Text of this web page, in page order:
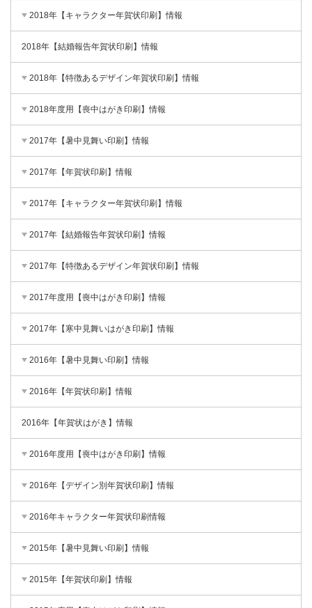
2018年【キャラクター年賀状印刷】情報
2018年【結婚報告年賀状印刷】情報
2018年【特徴あるデザイン年賀状印刷】情報
2018年度用【喪中はがき印刷】情報
2017年【暑中見舞い印刷】情報
2017年【年賀状印刷】情報
2017年【キャラクター年賀状印刷】情報
2017年【結婚報告年賀状印刷】情報
2017年【特徴あるデザイン年賀状印刷】情報
2017年度用【喪中はがき印刷】情報
2017年【寒中見舞いはがき印刷】情報
2016年【暑中見舞い印刷】情報
2016年【年賀状印刷】情報
2016年【年賀状はがき】情報
2016年度用【喪中はがき印刷】情報
2016年【デザイン別年賀状印刷】情報
2016年キャラクター年賀状印刷情報
2015年【暑中見舞い印刷】情報
2015年【年賀状印刷】情報